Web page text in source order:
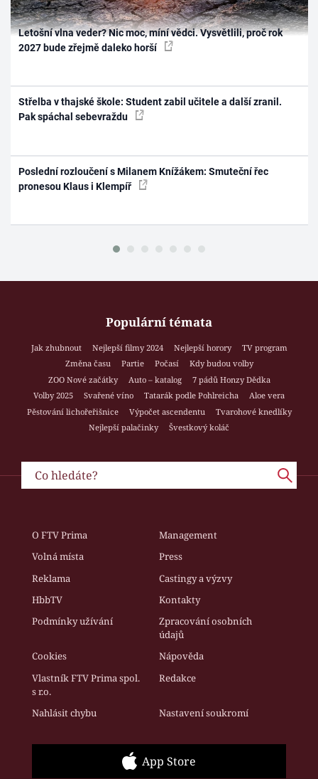
Letošní vlna veder? Nic moc, míní vědci. Vysvětlili, proč rok
2027 bude zřejmě daleko horší
Střelba v thajské škole: Student zabil učitele a další zranil.
Pak spáchal sebevraždu
Poslední rozloučení s Milanem Knížákem: Smuteční řec
pronesou Klaus i Klempíř
Populární témata
Jak zhubnout Nejlepší filmy 2024 Nejlepší horory
TV program
Změna času
Partie Počasí
Kdy budou volby
ZOO Nové začátky
Auto – katalog
7 pádů Honzy Dědka
Volby 2025
Svařené víno Tatarák podle Pohlreicha
Aloe vera
Pěstování lichořeřišnice
Výpočet ascendentu
Tvarohové knedlíky
Nejlepší palačinky
Švestkový koláč
O FTV Prima
Management
Volná místa
Press
Reklama
Castingy a výzvy
HbbTV
Kontakty
Podmínky užívání
Zpracování osobních
údajů
Cookies
Nápověda
Vlastník FTV Prima spol.
s r.o.
Redakce
Nahlásit chybu Nastavení soukromí
App Store